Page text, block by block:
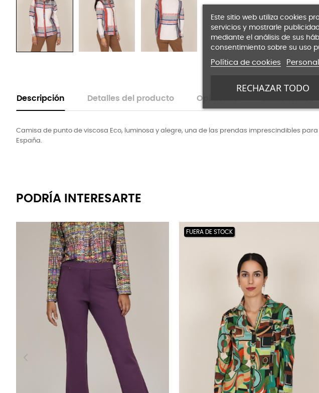
Descripción Detalles del producto Opiniones
Camisa de punto de viscosa Eco, luminosa y alegre, una de las prendas imprescindibles
España.
PODRÍA INTERESARTE
FUERA DE STOCK
Este sitio web utiliza cookies
servicios y mostrarle
mediante el análisis de sus
consentimiento sobre su uso
Política de cookies
RECHAZAR TODO